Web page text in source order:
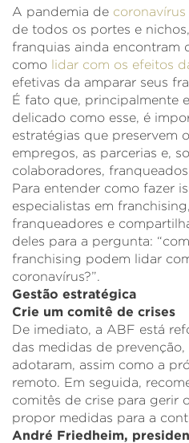
A pandemia de coronavírus
de todos os portes e
franquias ainda encontram
como
lidar com os efeitos
efetivas da amparar seus
É fato que, principalmente
delicado como esse, é
estratégias que preservem
empregos, as parcerias e,
colaboradores,
Para entender como fazer
especialistas em franchising,
franqueadores e
deles para a pergunta:
franchising podem lidar
coronavírus?”.
Gestão estratégica
Crie um comitê de crises
De imediato, a ABF está
das medidas de
adotaram, assim como a
remoto. Em seguida,
comitês de crise para gerir
propor medidas para a
André Friedheim,